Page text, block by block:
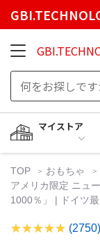
マイストア
TOP おもちゃ
アメリカ限定 ニュ
1000％」 | ドイツ最
(2750)